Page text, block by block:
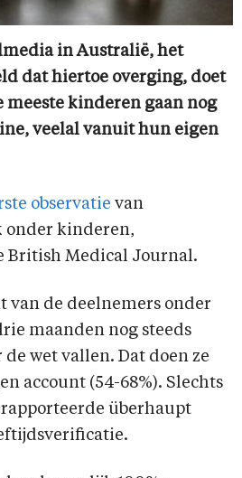
in Australië, het
dat hiertoe overging, doet
meeste kinderen gaan nog
veelal vanuit hun eigen
observatie van
onder kinderen,
British Medical Journal.
van de deelnemers onder
maanden nog steeds
wet vallen. Dat doen ze
account (54-68%). Slechts
überhaupt